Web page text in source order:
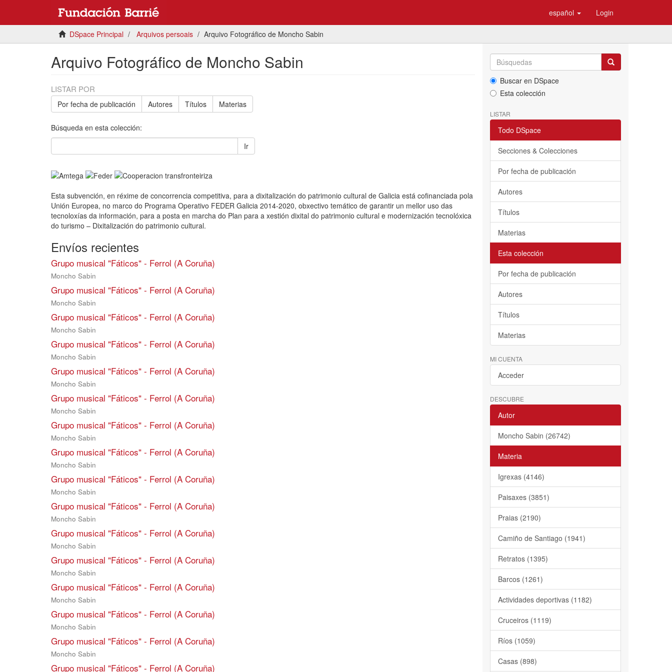
español Login
DSpace Principal Arquivos persoais Arquivo Fotográfico de Moncho Sabin
Arquivo Fotográfico de Moncho Sabin
LISTAR POR
Por fecha de publicación Autores Títulos Materias
Búsqueda en esta colección:
Ir
Esta subvención, en réxime de concorrencia competitiva, para a dixitalización do patrimonio cultural de Galicia está cofinanciada pola
Unión Europea, no marco do Programa Operativo FEDER Galicia 2014-2020, obxectivo temático de garantir un mellor uso das
tecnoloxías da información, para a posta en marcha do Plan para a xestión dixital do patrimonio cultural e modernización tecnolóxica
do turismo – Dixitalización do patrimonio cultural.
Envíos recientes
Grupo musical "Fáticos" - Ferrol (A Coruña)
Moncho Sabin
Grupo musical "Fáticos" - Ferrol (A Coruña)
Moncho Sabin
Grupo musical "Fáticos" - Ferrol (A Coruña)
Moncho Sabin
Grupo musical "Fáticos" - Ferrol (A Coruña)
Moncho Sabin
Grupo musical "Fáticos" - Ferrol (A Coruña)
Moncho Sabin
Grupo musical "Fáticos" - Ferrol (A Coruña)
Moncho Sabin
Grupo musical "Fáticos" - Ferrol (A Coruña)
Moncho Sabin
Grupo musical "Fáticos" - Ferrol (A Coruña)
Moncho Sabin
Grupo musical "Fáticos" - Ferrol (A Coruña)
Moncho Sabin
Grupo musical "Fáticos" - Ferrol (A Coruña)
Moncho Sabin
Grupo musical "Fáticos" - Ferrol (A Coruña)
Moncho Sabin
Grupo musical "Fáticos" - Ferrol (A Coruña)
Moncho Sabin
Grupo musical "Fáticos" - Ferrol (A Coruña)
Moncho Sabin
Grupo musical "Fáticos" - Ferrol (A Coruña)
Moncho Sabin
Grupo musical "Fáticos" - Ferrol (A Coruña)
Moncho Sabin
Grupo musical "Fáticos" - Ferrol (A Coruña)
Buscar en DSpace
Esta colección
LISTAR
Todo DSpace
Secciones & Colecciones
Por fecha de publicación
Autores
Títulos
Materias
Esta colección
Por fecha de publicación
Autores
Títulos
Materias
MI CUENTA
Acceder
DESCUBRE
Autor
Moncho Sabin (26742)
Materia
Igrexas (4146)
Paisaxes (3851)
Praias (2190)
Camiño de Santiago (1941)
Retratos (1395)
Barcos (1261)
Actividades deportivas (1182)
Cruceiros (1119)
Ríos (1059)
Casas (898)